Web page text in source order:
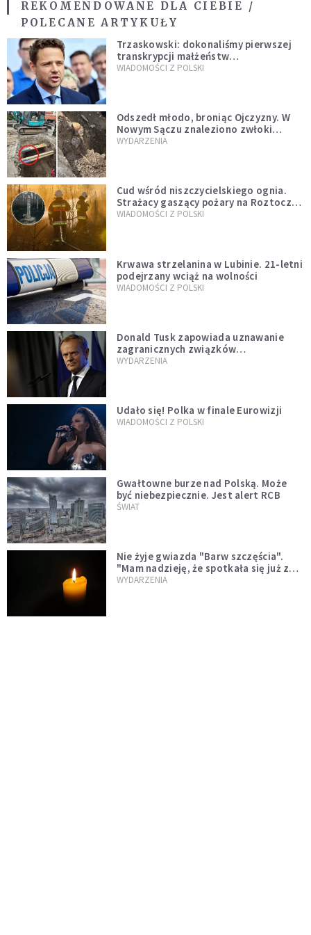
REKOMENDOWANE DLA CIEBIE /
POLECANE ARTYKUŁY
Trzaskowski: dokonaliśmy pierwszej
transkrypcji małżeństw
jednopłciowych. “Tak jak
WIADOMOŚCI Z POLSKI
Odszedł młodo, broniąc Ojczyzny. W
Nowym Sączu znaleziono zwłoki
mężczyzny z czasów potopu
WYDARZENIA
Cud wśród niszczycielskiego ognia.
Strażacy gaszący pożary na Roztoczu
opublikowali niezwykłe zdjęcie
WIADOMOŚCI Z POLSKI
Krwawa strzelanina w Lubinie. 21-letni
podejrzany wciąż na wolności
WIADOMOŚCI Z POLSKI
Donald Tusk zapowiada uznawanie
zagranicznych związków
jednopłciowych. "Państwo oblało ten
WYDARZENIA
Udało się! Polka w finale Eurowizji
WIADOMOŚCI Z POLSKI
Gwałtowne burze nad Polską. Może
być niebezpiecznie. Jest alert RCB
ŚWIAT
Nie żyje gwiazda "Barw szczęścia".
"Mam nadzieję, że spotkała się już z
Bogiem, którego tak bardzo kochała"
WYDARZENIA